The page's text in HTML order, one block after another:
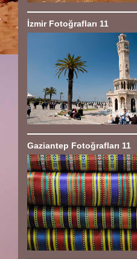
İzmir Fotoğrafları 11
Gaziantep Fotoğrafları 11